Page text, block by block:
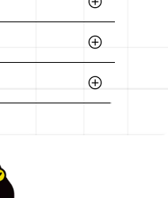
más
nuestras